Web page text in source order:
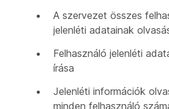
A szervezet összes
jelenléti adatainak
Felhasználó jelenléti
írása
Jelenléti információk
minden felhasználó